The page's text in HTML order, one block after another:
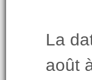
La
août